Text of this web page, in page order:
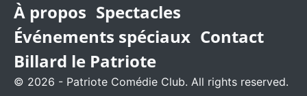
À propos Spectacles
Événements spéciaux Contact
Billard le Patriote
© 2026 - Patriote Comédie Club. All rights reserved.